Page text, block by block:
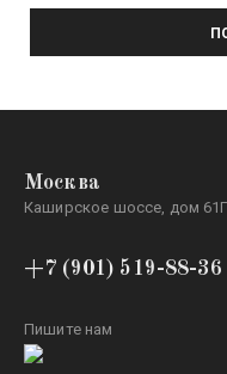
Москва
Каширское шоссе, дом
+7 (901) 519-88-36
Пишите нам